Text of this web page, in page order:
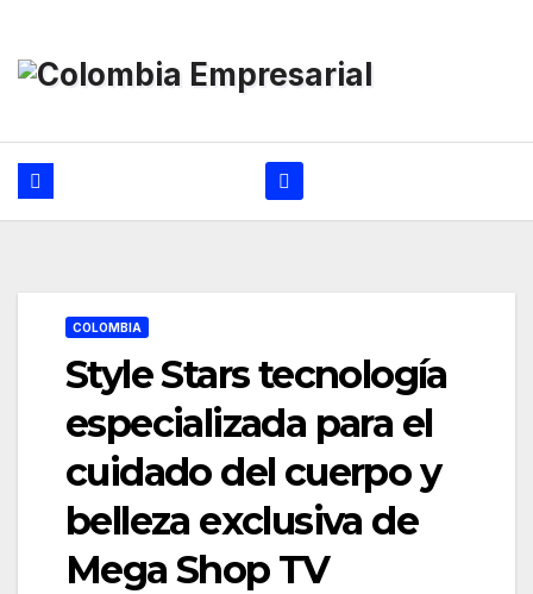
contenido
COLOMBIA
Style Stars tecnología
especializada para el
cuidado del cuerpo y
belleza exclusiva de
Mega Shop TV